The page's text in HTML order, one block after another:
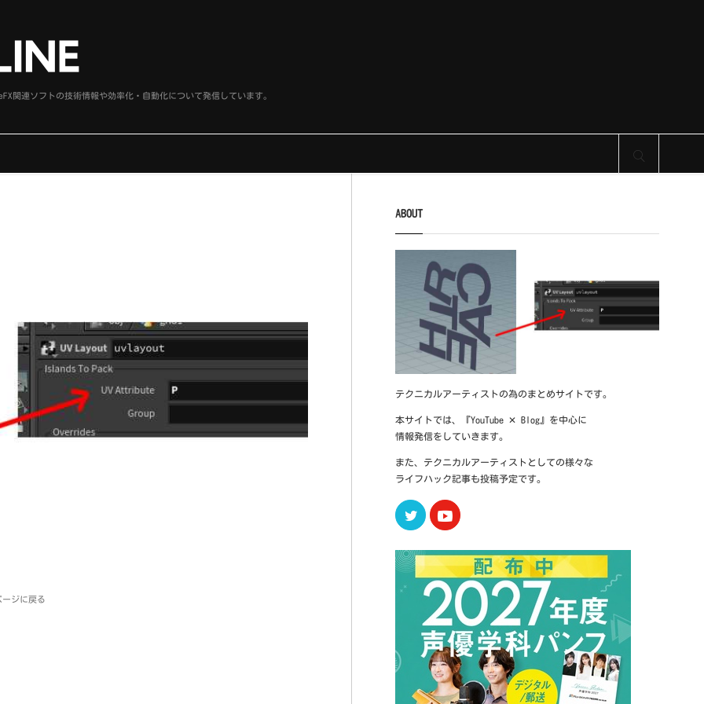
関連ソフトの技術情報や効率化・自動化について発信しています。
ジに戻る
ABOUT
テクニカルアーティストの為のまとめサイトです。
本サイトでは、『YouTube ✕ Blog』を中心に
情報発信をしていきます。
また、テクニカルアーティストとしての様々な
ライフハック記事も投稿予定です。
Twitter